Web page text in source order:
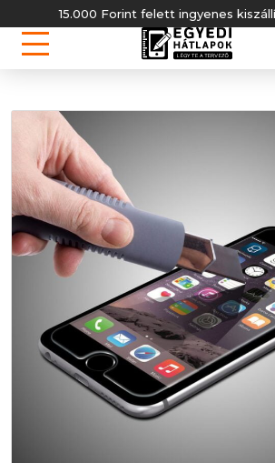
15.000 Forint felett ingyenes kiszállítás!